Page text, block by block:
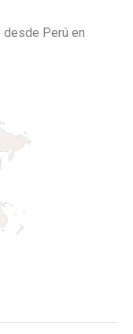
desde Perú en